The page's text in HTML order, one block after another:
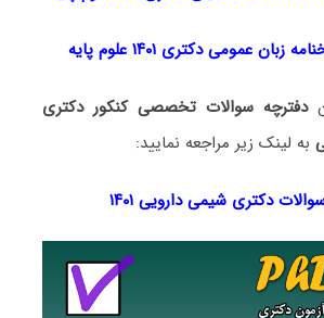
عمومی دکتری ۱۴۰۱ علوم پایه
دفترچه سوالات تخصصی کنکور دکتری
به لینک زیر مراجعه نمایید:
دکتری شیمی دارویی ۱۴۰۱